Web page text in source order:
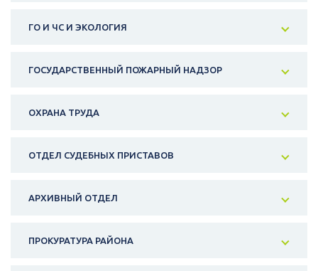
ГО И ЧС И ЭКОЛОГИЯ
ГОСУДАРСТВЕННЫЙ ПОЖАРНЫЙ НАДЗОР
ОХРАНА ТРУДА
ОТДЕЛ СУДЕБНЫХ ПРИСТАВОВ
АРХИВНЫЙ ОТДЕЛ
ПРОКУРАТУРА РАЙОНА